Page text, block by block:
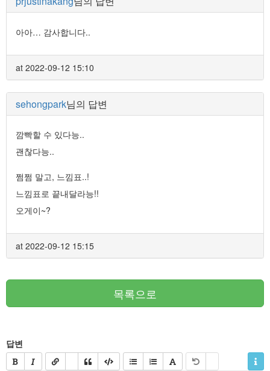
아아… 감사합니다..
at 2022-09-12 15:10
sehongpark님의 답변
깜빡할 수 있다능..
괜찮다능..
쩜쩜 말고, 느낌표..!
느낌표로 끝내달라능!!
오게이~?
at 2022-09-12 15:15
목록으로
답변